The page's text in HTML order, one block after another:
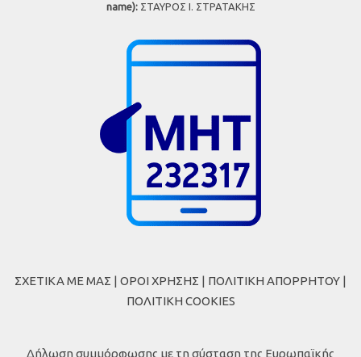
name):ΣΤΑΥΡΟΣ Ι. ΣΤΡΑΤΑΚΗΣ
ΣΧΕΤΙΚΑ ΜΕ ΜΑΣ | ΟΡΟΙ ΧΡΗΣΗΣ | ΠΟΛΙΤΙΚΗ ΑΠΟΡΡΗΤΟΥ |
ΠΟΛΙΤΙΚΗ COOKIES
Δήλωση συμμόρφωσης με τη σύσταση της Ευρωπαϊκής